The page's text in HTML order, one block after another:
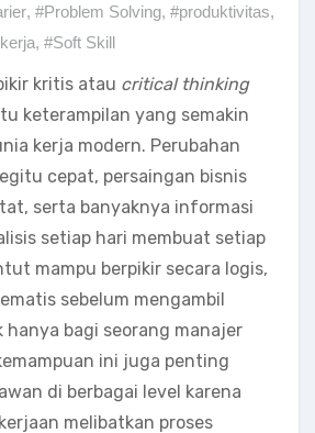
, #Problem Solving, #produktivitas,
, #Soft Skill
kritis atau critical thinking
keterampilan yang semakin
kerja modern. Perubahan
cepat, persaingan bisnis
serta banyaknya informasi
setiap hari membuat setiap
mampu berpikir secara logis,
sebelum mengambil
hanya bagi seorang manajer
ini juga penting
di berbagai level karena
melibatkan proses